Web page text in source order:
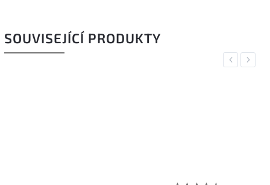
SOUVISEJÍCÍ PRODUKTY
Previous
Next